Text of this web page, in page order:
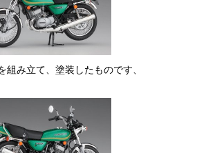
み立て、塗装したものです、